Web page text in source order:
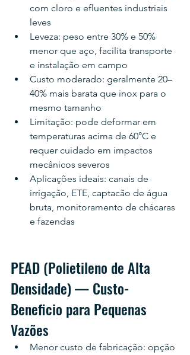
com cloro e efluentes industriais
leves
Leveza: peso entre 30% e 50%
menor que aço, facilita transporte
e instalação em campo
Custo moderado: geralmente 20–
40% mais barata que inox para o
mesmo tamanho
Limitação: pode deformar em
temperaturas acima de 60°C e
requer cuidado em impactos
mecânicos severos
Aplicações ideais: canais de
irrigação, ETE, captacão de água
bruta, monitoramento de chácaras
e fazendas
PEAD (Polietileno de Alta
Densidade) — Custo-
Beneficio para Pequenas
Vazões
Menor custo de fabricação: opção